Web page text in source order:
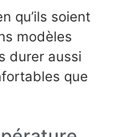
qu’ils soient
modèles
durer aussi
que